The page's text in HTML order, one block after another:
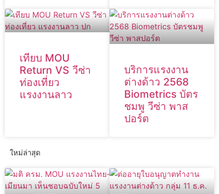
เทียบ MOU
Return VS วีซ่า
ท่องเที่ยว
แรงงานลาว
บริการแรงงาน
ต่างด้าว 2568
Biometrics บัตร
ชมพู วีซ่า พาส
ปอร์ต
ใหม่ล่าสุด